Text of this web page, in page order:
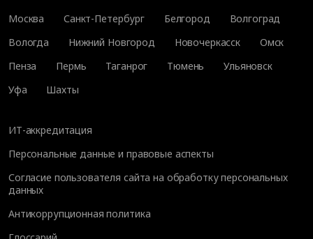
Москва
Санкт-Петербург Белгород
Волгоград
Вологда
Нижний Новгород Новочеркасск
Омск
Пенза
Пермь Таганрог Тюмень
Ульяновск
Уфа
Шахты
ИТ-аккредитация
Персональные данные и правовые аспекты
Согласие пользователя сайта на обработку персональных
данных
Антикоррупционная политика